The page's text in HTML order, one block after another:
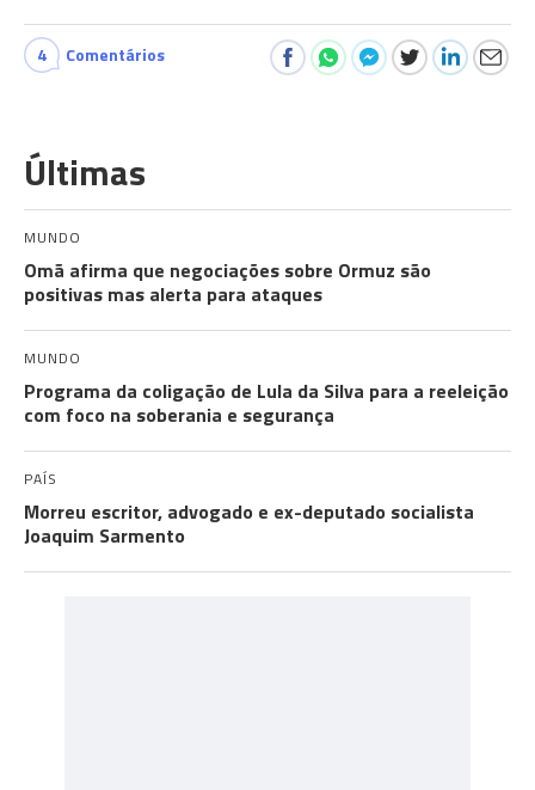
4 Comentários
Últimas
MUNDO
Omã afirma que negociações sobre Ormuz são
positivas mas alerta para ataques
MUNDO
Programa da coligação de Lula da Silva para a reeleição
com foco na soberania e segurança
PAÍS
Morreu escritor, advogado e ex-deputado socialista
Joaquim Sarmento